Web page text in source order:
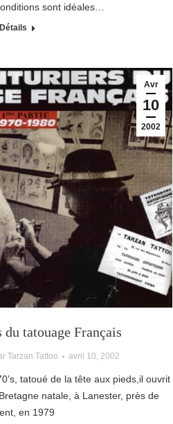
sont idéales…
Détails
Avr
10
2002
tatouage Français
Tarzan Tattoo avril 10, 2002
tatoué de la tête aux pieds,il ouvrit
natale, à Lanester, près de
en 1979